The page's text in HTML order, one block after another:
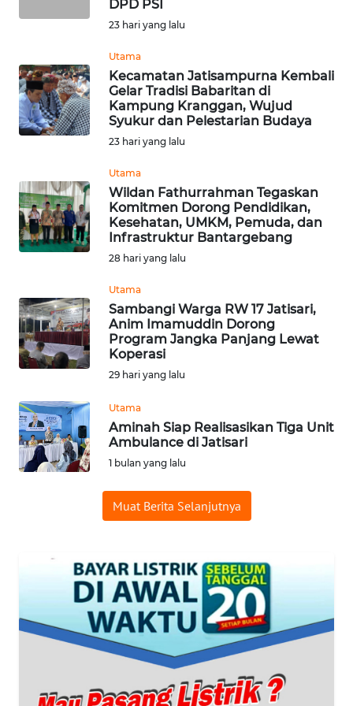
DPD PSI
23 hari yang lalu
Utama
Kecamatan Jatisampurna Kembali
Gelar Tradisi Babaritan di
Kampung Kranggan, Wujud
Syukur dan Pelestarian Budaya
23 hari yang lalu
Utama
Wildan Fathurrahman Tegaskan
Komitmen Dorong Pendidikan,
Kesehatan, UMKM, Pemuda, dan
Infrastruktur Bantargebang
28 hari yang lalu
Utama
Sambangi Warga RW 17 Jatisari,
Anim Imamuddin Dorong
Program Jangka Panjang Lewat
Koperasi
29 hari yang lalu
Utama
Aminah Siap Realisasikan Tiga Unit
Ambulance di Jatisari
1 bulan yang lalu
Muat Berita Selanjutnya
TIMUR
WN
SEMARANG
SOLO
WN
BOROBUDUR
MADURA
WN
SURABAYA
NATUNA
WN
BINTAN
LIKUPANG
WN
LABUANBAJO
WN